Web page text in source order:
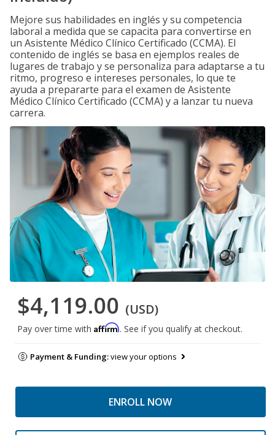
Mejore sus habilidades en inglés y su competencia
laboral a medida que se capacita para convertirse en
un Asistente Médico Clínico Certificado (CCMA). El
contenido de inglés se basa en ejemplos reales de
lugares de trabajo y se personaliza para adaptarse a tu
ritmo, progreso e intereses personales, lo que te
ayuda a prepararte para el examen de Asistente
Médico Clínico Certificado (CCMA) y a lanzar tu nueva
carrera.
$4,119.00 (USD)
Pay over time with Affirm. See if you qualify at checkout.
Payment & Funding:view your options
ENROLL NOW